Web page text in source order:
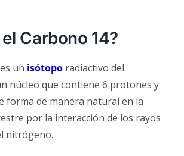
Carbono 14?
es un isótopo radiactivo del
núcleo que contiene 6 protones y
forma de manera natural en la
por la interacción de los rayos
nitrógeno.